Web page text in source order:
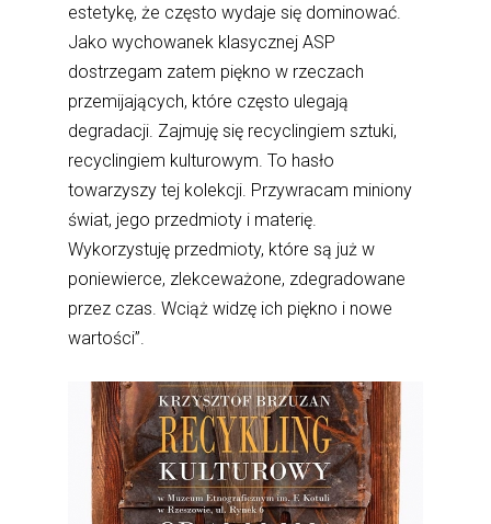
estetykę, że często wydaje się dominować.
Jako wychowanek klasycznej ASP
dostrzegam zatem piękno w rzeczach
przemijających, które często ulegają
degradacji. Zajmuję się recyclingiem sztuki,
recyclingiem kulturowym. To hasło
towarzyszy tej kolekcji. Przywracam miniony
świat, jego przedmioty i materię.
Wykorzystuję przedmioty, które są już w
poniewierce, zlekceważone, zdegradowane
przez czas. Wciąż widzę ich piękno i nowe
wartości”.